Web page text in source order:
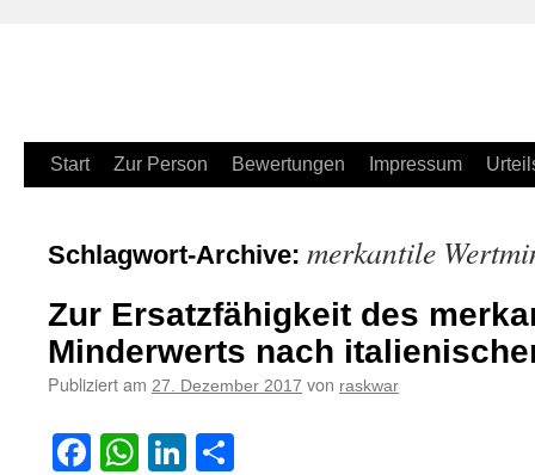
Zum
springen
Start Zur Person Bewertungen Impressum
Schlagwort-Archive: merkantile
Zur Ersatzfähigkeit des
Minderwerts nach
Publiziert am 27. Dezember 2017 von raskwar
Facebook
WhatsApp
LinkedIn